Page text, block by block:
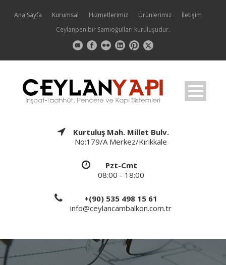
Ana Sayfa Kurumsal Hizmetlerimiz Ürünlerimiz
İletişim
Ceylanpen bir Samioğulları kuruluşudur.
Kurtuluş Mah. Millet Bulv.
No:179/A Merkez/Kırıkkale
Pzt-Cmt
08:00 - 18:00
+(90) 535 498 15 61
info@ceylancambalkon.com.tr